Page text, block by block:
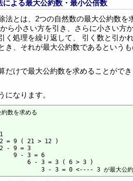
よる最大公約数・最小公倍数
法とは、2つの自然数の最大公約数を
ら小さい方を引き、さらに小さい方
く処理を繰り返して、 引く数と引か
き、それが最大公約数であるという
だけで最大公約数を求めることがで
になります。
数を求める
= 9 ( 21 > 12 )
- 9 = 3
9 - 3 = 6
6 - 3 = 3 ( 6 > 3 )